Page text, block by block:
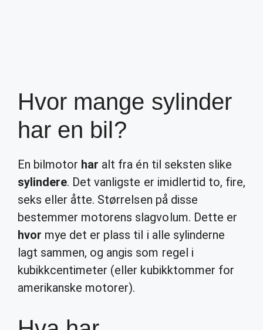
Hvor mange sylinder
har en bil?
En bilmotor har alt fra én til seksten slike
sylindere. Det vanligste er imidlertid to, fire,
seks eller åtte. Størrelsen på disse
bestemmer motorens slagvolum. Dette er
hvor mye det er plass til i alle sylinderne
lagt sammen, og angis som regel i
kubikkcentimeter (eller kubikktommer for
amerikanske motorer).